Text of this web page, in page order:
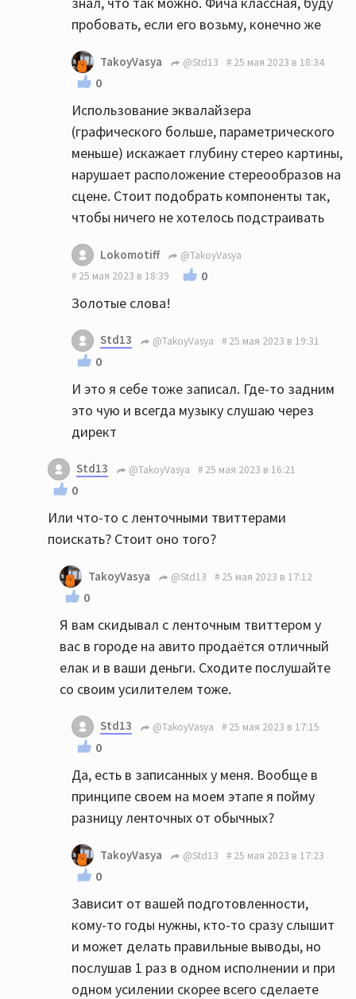
пробовать, если его возьму, конечно же
TakoyVasya @Std13 25 мая 2023 в 18:34
0
Использование эквалайзера
(графического больше, параметрического
меньше) искажает глубину стерео картины,
нарушает расположение стереообразов на
сцене. Стоит подобрать компоненты так,
чтобы ничего не хотелось подстраивать
Lokomotiff
@TakoyVasya
25 мая 2023 в 18:39
0
Золотые слова!
Std13 @TakoyVasya 25 мая 2023 в 19:31
0
И это я себе тоже записал. Где-то задним
это чую и всегда музыку слушаю через
директ
Std13 @TakoyVasya 25 мая 2023 в 16:21
0
Или что-то с ленточными твиттерами
поискать? Стоит оно того?
TakoyVasya @Std13 25 мая 2023 в 17:12
0
Я вам скидывал с ленточным твиттером у
вас в городе на авито продаётся отличный
елак и в ваши деньги. Сходите послушайте
со своим усилителем тоже.
Std13 @TakoyVasya 25 мая 2023 в 17:15
0
Да, есть в записанных у меня. Вообще в
принципе своем на моем этапе я пойму
разницу ленточных от обычных?
TakoyVasya @Std13 25 мая 2023 в 17:23
0
Зависит от вашей подготовленности,
кому-то годы нужны, кто-то сразу слышит
и может делать правильные выводы, но
послушав 1 раз в одном исполнении и при
одном усилении скорее всего сделаете